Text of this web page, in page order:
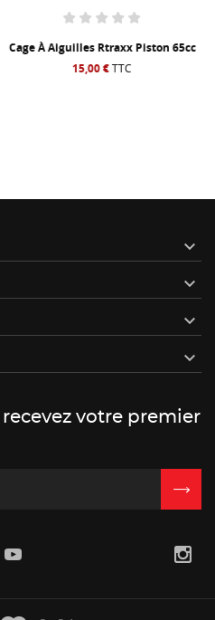
Piston Rtraxx 2T 250cc
165,00 €TTC




votre premier